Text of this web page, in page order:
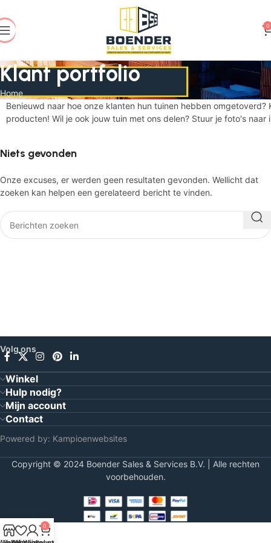
0
Klant portfolio
Home
Benieuwd naar hoe onze klanten hun tuinen hebben
producten! Wil je ook jouw tuin met ons delen? Stuur je foto's
Niets gevonden
Onze excuses, er werden geen resultaten gevonden. Wellicht dat
zoeken kan helpen een gerelateerd bericht te vinden.
Volg ons
Winkel
Hulp nodig?
Mijn account
Contact
Powered by: Kampioenwebsites
Copyright © 2024 Boender Sales & Services B.V. | Alle rechten
voorbehouden.
0